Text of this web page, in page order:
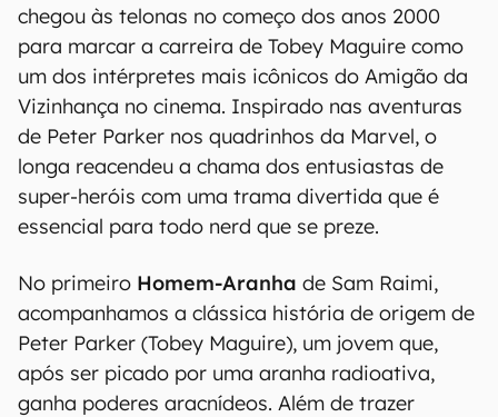
chegou às telonas no começo dos anos 2000
para marcar a carreira de Tobey Maguire como
um dos intérpretes mais icônicos do Amigão da
Vizinhança no cinema. Inspirado nas aventuras
de Peter Parker nos quadrinhos da Marvel, o
longa reacendeu a chama dos entusiastas de
super-heróis com uma trama divertida que é
essencial para todo nerd que se preze.
No primeiro Homem-Aranha de Sam Raimi,
acompanhamos a clássica história de origem de
Peter Parker (Tobey Maguire), um jovem que,
após ser picado por uma aranha radioativa,
ganha poderes aracnídeos. Além de trazer